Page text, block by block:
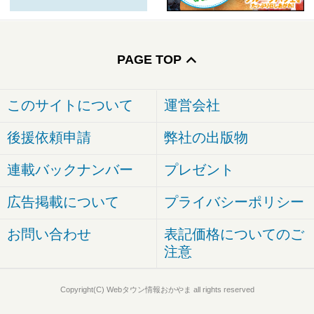
PAGE TOP
このサイトについて 運営会社
後援依頼申請 弊社の出版物
連載バックナンバー プレゼント
広告掲載について プライバシーポリシー
お問い合わせ
表記価格についてのご
注意
Copyright(C) Webタウン情報おかやま all rights reserved